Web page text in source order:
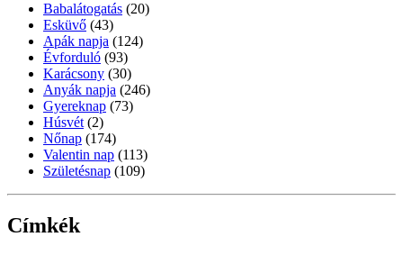
Babalátogatás (20)
Esküvő (43)
Apák napja (124)
Évforduló (93)
Karácsony (30)
Anyák napja (246)
Gyereknap (73)
Húsvét (2)
Nőnap (174)
Valentin nap (113)
Születésnap (109)
Címkék